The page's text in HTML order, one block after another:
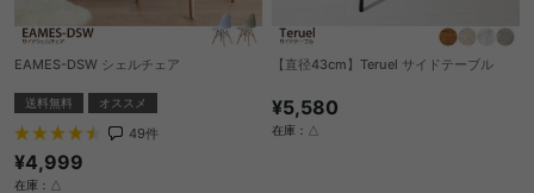
EAMES-DSW シェルチェア
送料無料 オススメ
49件
¥4,999
在庫：△
【直径43cm】Teruel サイドテーブル
¥5,580
在庫：△